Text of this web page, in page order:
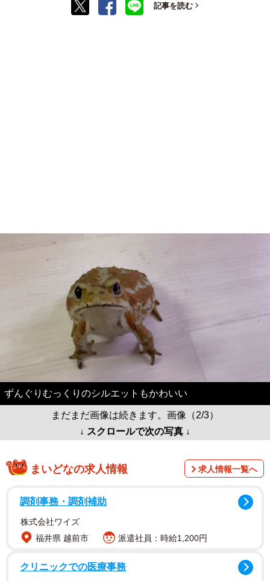
記事を読む
ずんぐりむっくりのシルエットもかわいい
まだまだ画像は続きます。画像（2/3）
↓ スクロールで次の写真 ↓
まいどなの求人情報 求人情報一覧へ
調剤事務・調剤補助
株式会社ワイズ
福井県 越前市
派遣社員：時給1,200円
クリニックでの医療事務